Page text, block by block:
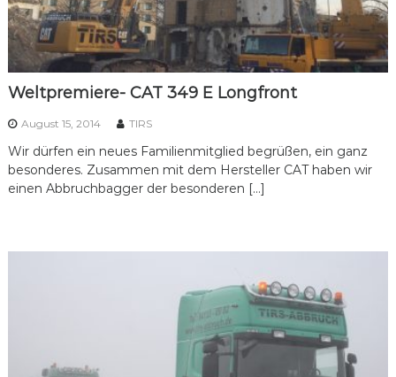
Weltpremiere- CAT 349 E Longfront
August 15, 2014 TIRS
Wir dürfen ein neues Familienmitglied begrüßen, ein ganz
besonderes. Zusammen mit dem Hersteller CAT haben wir
einen Abbruchbagger der besonderen […]